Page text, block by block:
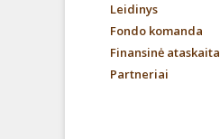
Leidinys
Fondo komanda
Finansinė ataskaita
Partneriai